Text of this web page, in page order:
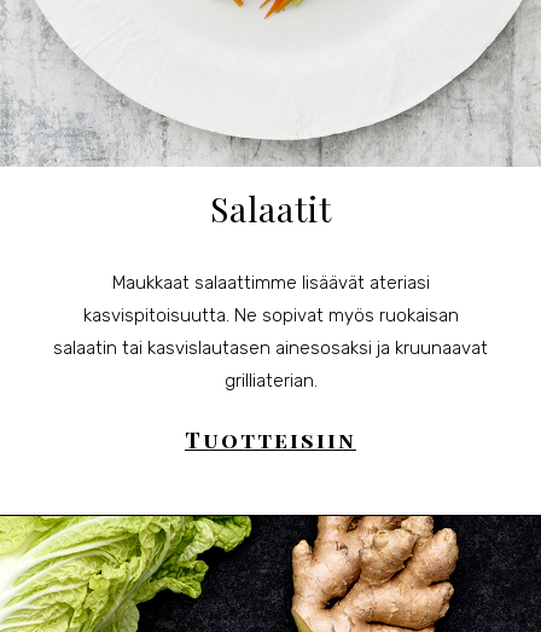
Salaatit
Maukkaat salaattimme lisäävät ateriasi
kasvispitoisuutta. Ne sopivat myös ruokaisan
salaatin tai kasvislautasen ainesosaksi ja kruunaavat
grilliaterian.
Tuotteisiin